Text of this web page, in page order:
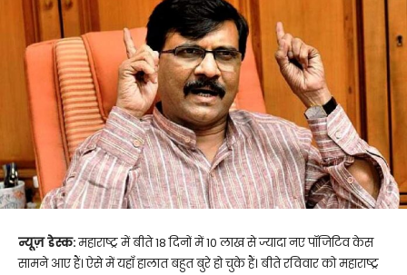
न्यूज़ डेस्क:महाराष्ट्र में बीते 18 दिनों में 10 लाख से ज्यादा नए पॉजिटिव केस
सामने आए हैं। ऐसे में यहाँ हालात बहुत बुरे हो चुके हैं। बीते रविवार को महाराष्ट्र